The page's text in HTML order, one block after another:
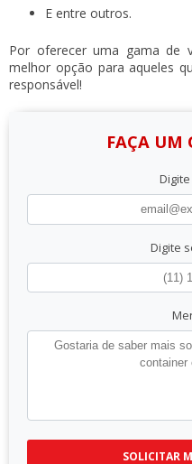
E entre outros.
Por oferecer uma gama de
melhor opção para aqueles
responsável!
FAÇA UM
Digite
SOLICITAR